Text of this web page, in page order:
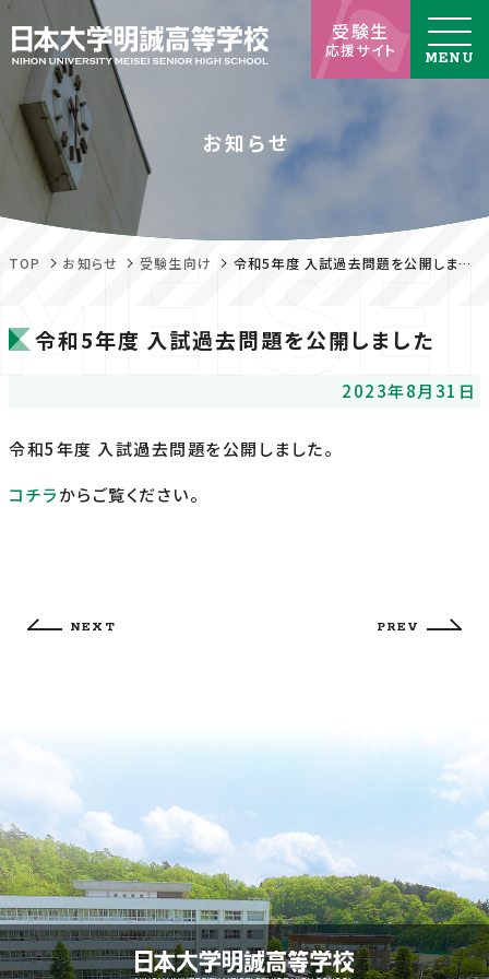
受験生
応援サイト
お知らせ
TOP お知らせ 受験生向け 令和5年度 入試過去問題を公開しました
令和5年度 入試過去問題を公開しました
2023年8月31日
令和5年度 入試過去問題を公開しました。
コチラからご覧ください。
PREV
NEXT